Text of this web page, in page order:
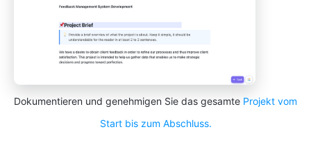
Dokumentieren und genehmigen Sie das gesamte Projekt vom
Start bis zum Abschluss.